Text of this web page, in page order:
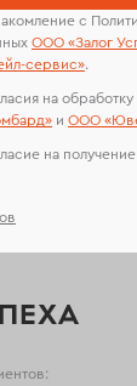
с
ООО «Залог
сервиc».
на
и ООО
на